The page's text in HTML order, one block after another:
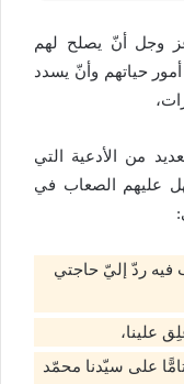
عز وجل أنّ يصلح لهم
حياتهم وأنّ يسدد
من الأدعية التي
عليهم الصعاب في
فيه ردّ إليّ حاجتي
علينا،
على سيّدنا محمّد